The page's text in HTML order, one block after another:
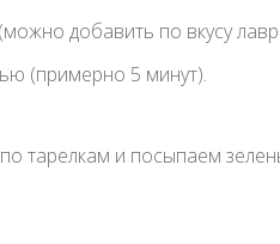
добавить по вкусу
(примерно 5 минут).
тарелкам и посыпаем